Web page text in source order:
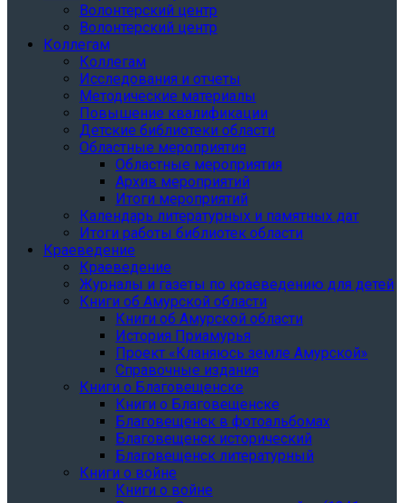
Волонтерский центр
Волонтерский центр
Коллегам
Коллегам
Исследования и отчеты
Методические материалы
Повышение квалификации
Детские библиотеки области
Областные мероприятия
Областные мероприятия
Архив мероприятий
Итоги мероприятий
Календарь литературных и памятных дат
Итоги работы библиотек области
Краеведение
Краеведение
Журналы и газеты по краеведению для детей
Книги об Амурской области
Книги об Амурской области
История Приамурья
Проект «Кланяюсь земле Амурской»
Справочные издания
Книги о Благовещенске
Книги о Благовещенске
Благовещенск в фотоальбомах
Благовещенск исторический
Благовещенск литературный
Книги о войне
Книги о войне